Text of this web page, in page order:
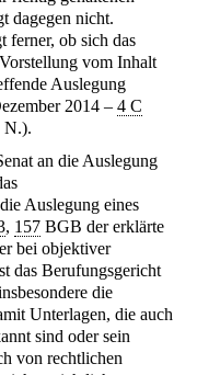
dagegen nicht.
ferner, ob sich das
vom Inhalt
Auslegung
2014 – 4 C
N.).
an die Auslegung
Auslegung eines
, 157 BGB der erklärte
bei objektiver
das Berufungsgericht
die
Unterlagen, die auch
sind oder sein
von rechtlichen